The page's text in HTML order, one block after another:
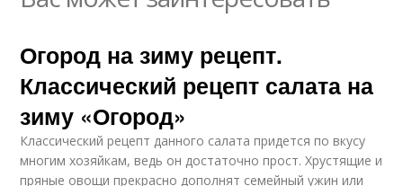
Огород на зиму рецепт.
Классический рецепт салата на
зиму «Огород»
Классический рецепт данного салата придется по вкусу
многим хозяйкам, ведь он достаточно прост. Хрустящие и
пряные овощи прекрасно дополнят семейный ужин или